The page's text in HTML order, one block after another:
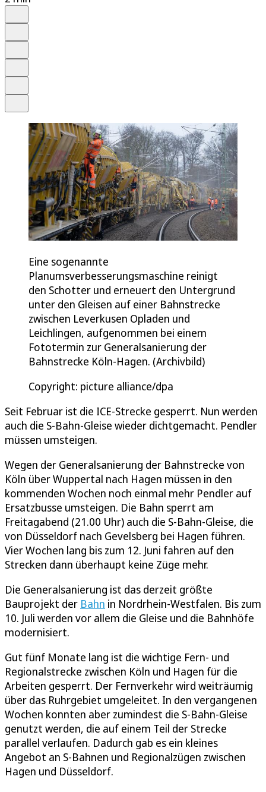
Eine sogenannte
Planumsverbesserungsmaschine reinigt
den Schotter und erneuert den Untergrund
unter den Gleisen auf einer Bahnstrecke
zwischen Leverkusen Opladen und
Leichlingen, aufgenommen bei einem
Fototermin zur Generalsanierung der
Bahnstrecke Köln-Hagen. (Archivbild)
Copyright: picture alliance/dpa
Seit Februar ist die ICE-Strecke gesperrt. Nun werden
auch die S-Bahn-Gleise wieder dichtgemacht. Pendler
müssen umsteigen.
Wegen der Generalsanierung der Bahnstrecke von
Köln über Wuppertal nach Hagen müssen in den
kommenden Wochen noch einmal mehr Pendler auf
Ersatzbusse umsteigen. Die Bahn sperrt am
Freitagabend (21.00 Uhr) auch die S-Bahn-Gleise, die
von Düsseldorf nach Gevelsberg bei Hagen führen.
Vier Wochen lang bis zum 12. Juni fahren auf den
Strecken dann überhaupt keine Züge mehr.
Die Generalsanierung ist das derzeit größte
Bauprojekt der Bahn in Nordrhein-Westfalen. Bis zum
10. Juli werden vor allem die Gleise und die Bahnhöfe
modernisiert.
Gut fünf Monate lang ist die wichtige Fern- und
Regionalstrecke zwischen Köln und Hagen für die
Arbeiten gesperrt. Der Fernverkehr wird weiträumig
über das Ruhrgebiet umgeleitet. In den vergangenen
Wochen konnten aber zumindest die S-Bahn-Gleise
genutzt werden, die auf einem Teil der Strecke
parallel verlaufen. Dadurch gab es ein kleines
Angebot an S-Bahnen und Regionalzügen zwischen
Hagen und Düsseldorf.